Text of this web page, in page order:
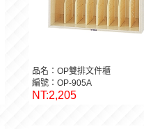
品名：OP雙排文件櫃
編號：OP-905A
NT:2,205